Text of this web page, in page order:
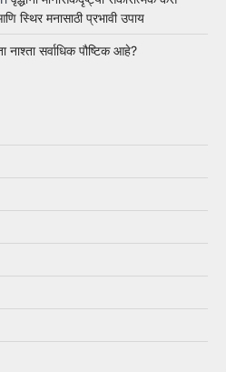
स्थिर मनासाठी प्रभावी उपाय
नाश्ता सर्वाधिक पौष्टिक आहे?